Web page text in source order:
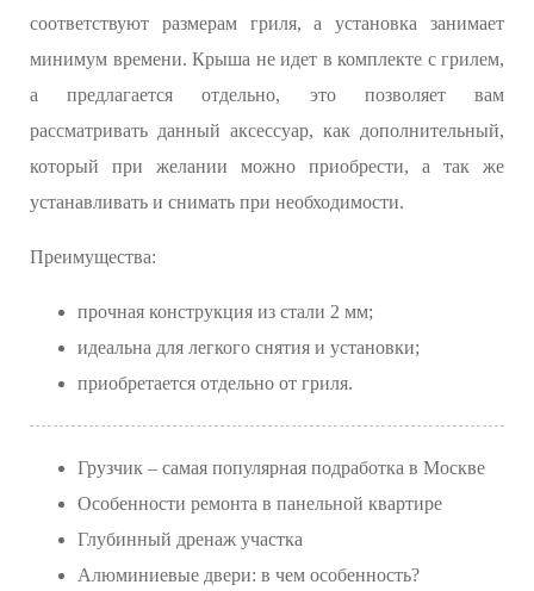
соответствуют размерам гриля, а установка занимает
минимум времени. Крыша не идет в комплекте с грилем,
а предлагается отдельно, это позволяет вам
рассматривать данный аксессуар, как дополнительный,
который при желании можно приобрести, а так же
устанавливать и снимать при необходимости.
Преимущества:
прочная конструкция из стали 2 мм;
идеальна для легкого снятия и установки;
приобретается отдельно от гриля.
Грузчик – самая популярная подработка в Москве
Особенности ремонта в панельной квартире
Глубинный дренаж участка
Алюминиевые двери: в чем особенность?